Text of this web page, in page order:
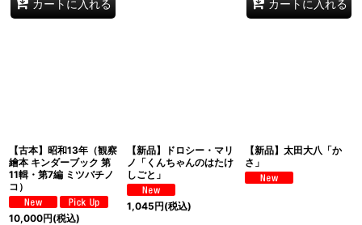
カートに入れる カートに入れる
【古本】昭和13年（観察
繪本 キンダーブック 第
11輯・第7編 ミツバチノ
コ）
10,000円(税込)
【新品】ドロシー・マリ
ノ「くんちゃんのはたけ
しごと」
1,045円(税込)
【新品】太田大八「か
さ」